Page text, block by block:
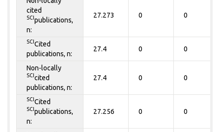
cited
SCI publications,
n:
27.273 0 0
SCI Cited
publications, n:
27.4 0 0
Non-locally
SCI cited
publications, n:
27.4 0 0
SCI Cited
SCI publications,
n:
27.256 0 0